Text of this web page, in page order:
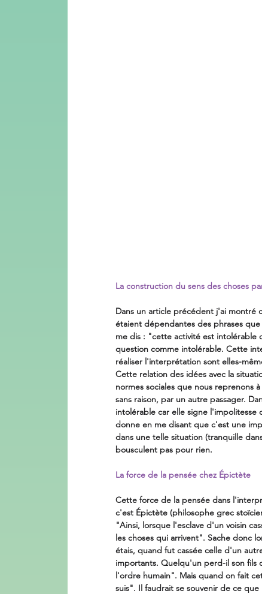
La construction du sens des choses
Dans un article précédent j'ai montré
étaient dépendantes des phrases
me dis : "cette activité est intolérable
question comme intolérable. Cette
réaliser l'interprétation sont elles-
Cette relation des idées avec la
normes sociales que nous reprenons
sans raison, par un autre passager.
intolérable car elle signe
donne en me disant que c'est une
dans une telle situation (tranquille
bousculent pas pour rien.
La force de la pensée chez Épictète
Cette force de la pensée dans
c'est Épictète (philosophe grec
"Ainsi, lorsque l'esclave d'un voisin
les choses qui arrivent". Sache donc
étais, quand fut cassée celle d'un
importants. Quelqu'un perd-il son fils
l'ordre humain". Mais quand on fait
suis". Il faudrait se souvenir de ce